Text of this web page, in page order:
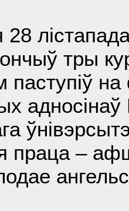
28
тры
на
адносінаў
праца –